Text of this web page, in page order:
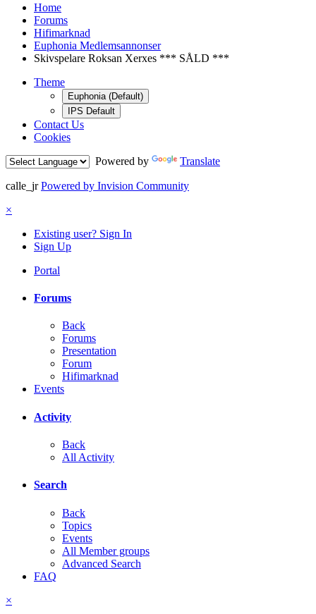
Home
Forums
Hifimarknad
Euphonia Medlemsannonser
Skivspelare Roksan Xerxes *** SÅLD ***
Theme
Euphonia (Default)
IPS Default
Contact Us
Cookies
Powered by
Translate
calle_jr Powered by Invision Community
×
Existing user? Sign In
Sign Up
Portal
Forums
Back
Forums
Presentation
Forum
Hifimarknad
Events
Activity
Back
All Activity
Search
Back
Topics
Events
All Member groups
Advanced Search
FAQ
×